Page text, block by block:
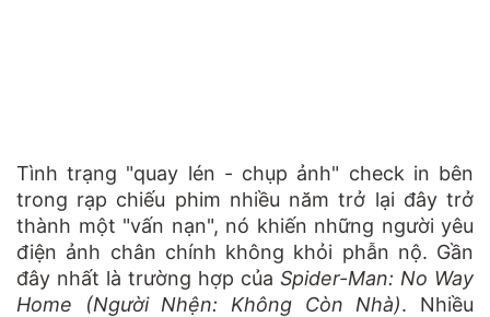
Tình trạng "quay lén - chụp ảnh" check in bên
trong rạp chiếu phim nhiều năm trở lại đây trở
thành một "vấn nạn", nó khiến những người yêu
điện ảnh chân chính không khỏi phẫn nộ. Gần
đây nhất là trường hợp của Spider-Man: No Way
Home (Người Nhện: Không Còn Nhà). Nhiều